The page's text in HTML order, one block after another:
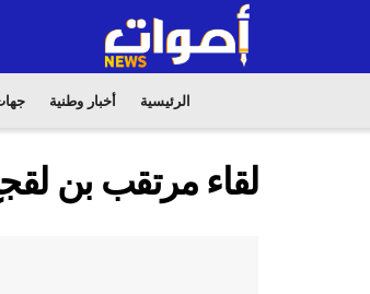
الرئيسية أخبار وطنية
لقاء مرتقب بن